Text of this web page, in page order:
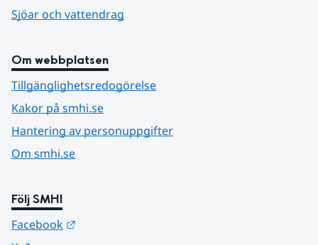
Sjöar och vattendrag
Om webbplatsen
Tillgänglighetsredogörelse
Kakor på smhi.se
Hantering av personuppgifter
Om smhi.se
Följ SMHI
Facebook